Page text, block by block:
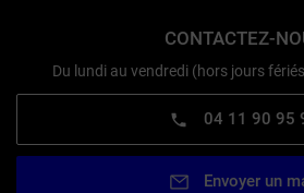
CONTACTEZ-
Du lundi au vendredi (hors jours
04 11 90 95
Envoyer un